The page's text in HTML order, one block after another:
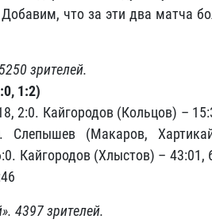
что за эти два матча
зрителей.
1:2)
2:0. Кайгородов (Кольцов) –
Слепышев (Макаров,
Кайгородов (Хлыстов) –
4397 зрителей.